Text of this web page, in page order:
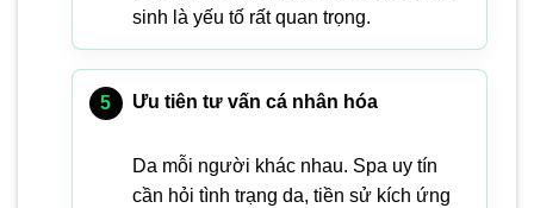
sinh là yếu tố rất quan trọng.
Ưu tiên tư vấn cá nhân hóa
Da mỗi người khác nhau. Spa uy tín
cần hỏi tình trạng da, tiền sử kích ứng